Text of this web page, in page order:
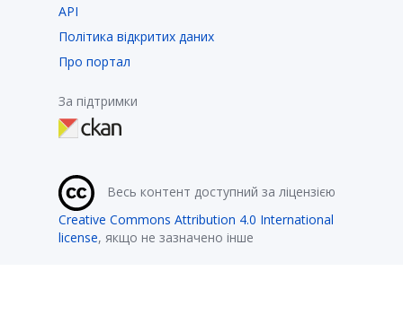
API
Політика відкритих даних
Про портал
За підтримки
Весь контент доступний за ліцензією
Creative Commons Attribution 4.0 International
license, якщо не зазначено інше